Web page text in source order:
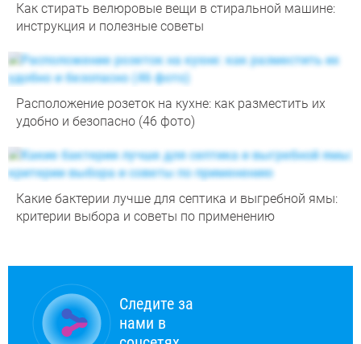
Как стирать велюровые вещи в стиральной машине:
инструкция и полезные советы
Расположение розеток на кухне: как разместить их
удобно и безопасно (46 фото)
Какие бактерии лучше для септика и выгребной ямы:
критерии выбора и советы по применению
Следите за
нами в